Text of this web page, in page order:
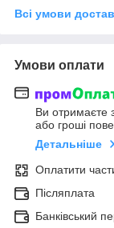
Всі умови
Умови оплати
Ви отримаєте
або гроші
Детальніше
Оплатити
Післяплата
Банківський